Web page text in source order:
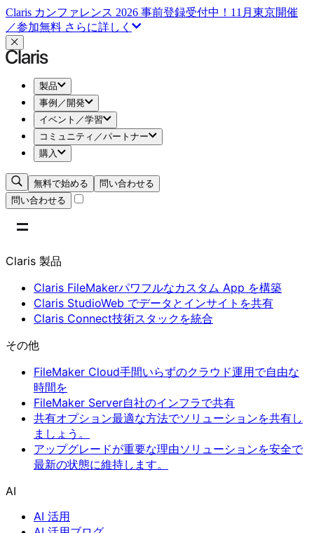
Claris カンファレンス 2026 事前登録受付中！11月東京開催
／参加無料 さらに詳しく
製品
事例／開発
イベント／学習
コミュニティ／パートナー
購入
無料で始める
問い合わせる
問い合わせる
Claris 製品
Claris FileMakerパワフルなカスタム App を構築
Claris StudioWeb でデータとインサイトを共有
Claris Connect技術スタックを統合
その他
FileMaker Cloud手間いらずのクラウド運用で自由な
時間を
FileMaker Server自社のインフラで共有
共有オプション最適な方法でソリューションを共有し
ましょう。
アップグレードが重要な理由ソリューションを安全で
最新の状態に維持します。
AI
AI 活用